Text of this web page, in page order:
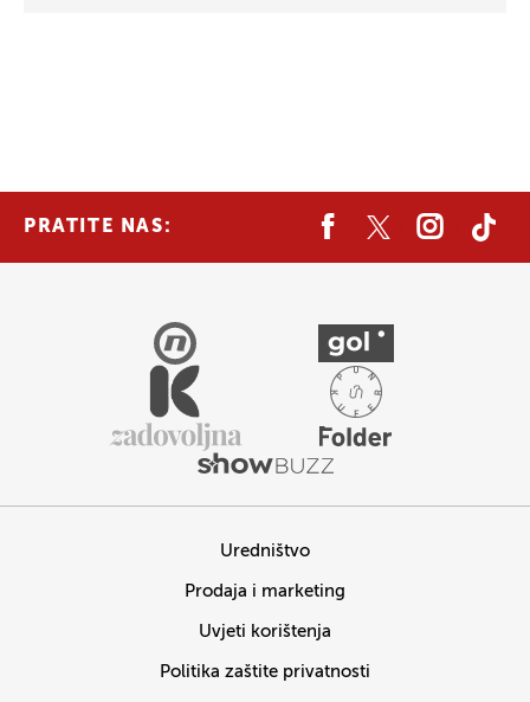
PRATITE NAS:
Uredništvo
Prodaja i marketing
Uvjeti korištenja
Politika zaštite privatnosti